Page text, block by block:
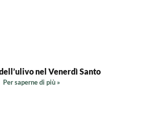
nel Venerdì Santo
Per saperne di più »